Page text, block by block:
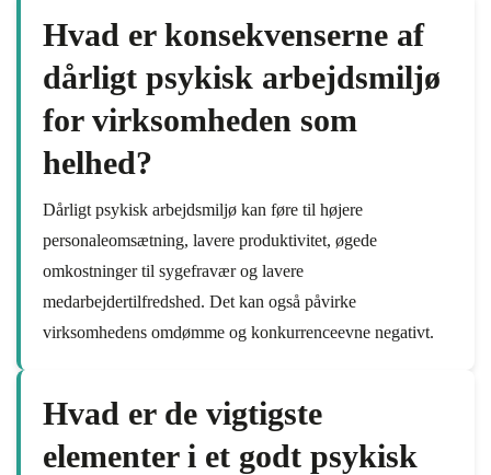
Hvad er konsekvenserne af
dårligt psykisk arbejdsmiljø
for virksomheden som
helhed?
Dårligt psykisk arbejdsmiljø kan føre til højere
personaleomsætning, lavere produktivitet, øgede
omkostninger til sygefravær og lavere
medarbejdertilfredshed. Det kan også påvirke
virksomhedens omdømme og konkurrenceevne negativt.
Hvad er de vigtigste
elementer i et godt psykisk